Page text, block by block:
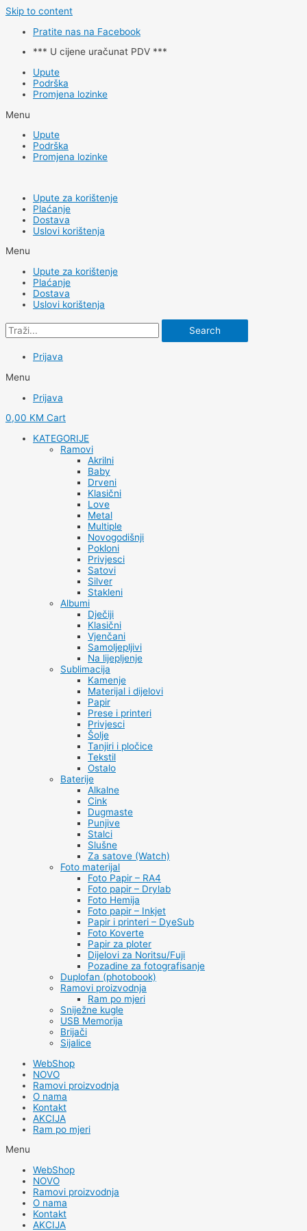
Skip to content
Pratite nas na Facebook
*** U cijene uračunat PDV ***
Upute
Podrška
Promjena lozinke
Menu
Upute
Podrška
Promjena lozinke
Upute za korištenje
Plaćanje
Dostava
Uslovi korištenja
Menu
Upute za korištenje
Plaćanje
Dostava
Uslovi korištenja
Search
Prijava
Menu
Prijava
0,00 KM Cart
KATEGORIJE
Ramovi
Akrilni
Baby
Drveni
Klasični
Love
Metal
Multiple
Novogodišnji
Pokloni
Privjesci
Satovi
Silver
Stakleni
Albumi
Dječiji
Klasični
Vjenčani
Samoljepljivi
Na lijepljenje
Sublimacija
Kamenje
Materijal i dijelovi
Papir
Prese i printeri
Privjesci
Šolje
Tanjiri i pločice
Tekstil
Ostalo
Baterije
Alkalne
Cink
Dugmaste
Punjive
Stalci
Slušne
Za satove (Watch)
Foto materijal
Foto Papir – RA4
Foto papir – Drylab
Foto Hemija
Foto papir – Inkjet
Papir i printeri – DyeSub
Foto Koverte
Papir za ploter
Dijelovi za Noritsu/Fuji
Pozadine za fotografisanje
Duplofan (photobook)
Ramovi proizvodnja
Ram po mjeri
Sniježne kugle
USB Memorija
Brijači
Sijalice
WebShop
NOVO
Ramovi proizvodnja
O nama
Kontakt
AKCIJA
Ram po mjeri
Menu
WebShop
NOVO
Ramovi proizvodnja
O nama
Kontakt
AKCIJA